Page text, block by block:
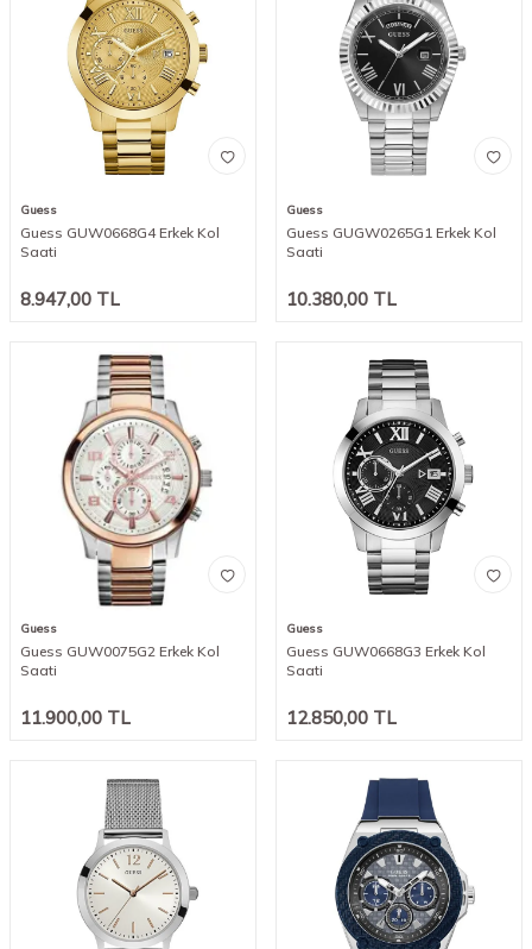
Guess
Guess GUW0668G4 Erkek Kol
Saati
8.947,00 TL
Guess
Guess GUGW0265G1 Erkek Kol
Saati
10.380,00 TL
Guess
Guess GUW0075G2 Erkek Kol
Saati
11.900,00 TL
Guess
Guess GUW0668G3 Erkek Kol
Saati
12.850,00 TL